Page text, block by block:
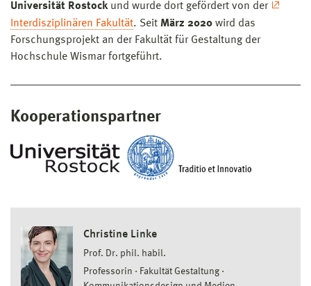
Universität Rostockund wurde dort gefördert von der
Interdisziplinären Fakultät. Seit März 2020 wird das
Forschungsprojekt an der Fakultät für Gestaltung der
Hochschule Wismar fortgeführt.
Kooperationspartner
Christine Linke
Prof. Dr. phil. habil.
Professorin
Fakultät Gestaltung